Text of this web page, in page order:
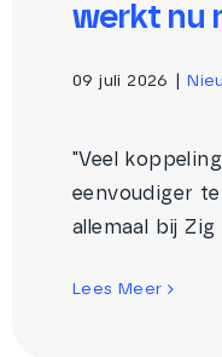
werkt nu
09 juli 2026
"Veel
eenvoudiger
allemaal bij Zig
Lees Meer